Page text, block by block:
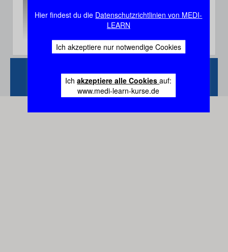
Hier findest du die Datenschutzrichtlinien von MEDI-
LEARN
Ich akzeptiere nur notwendige Cookies
Ichakzeptiere alle Cookiesauf:
www.medi-learn-kurse.de
Zurück
Vertrag
widerrufen